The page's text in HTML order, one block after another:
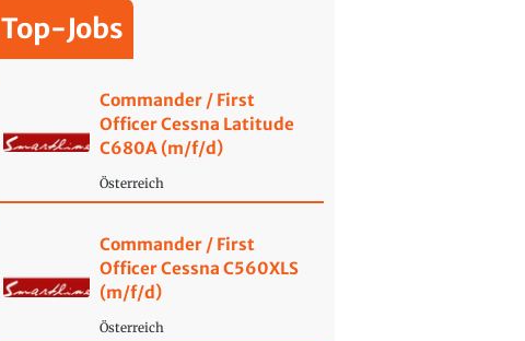
Top-Jobs
Commander / First
Officer Cessna Latitude
C680A (m/f/d)
Österreich
Commander / First
Officer Cessna C560XLS
(m/f/d)
Österreich